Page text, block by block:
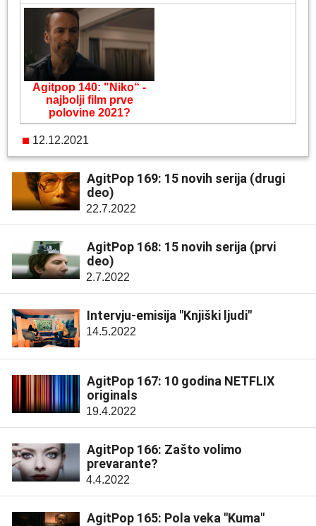
Agitpop 140: "Niko“ -
najbolji film prve
polovine 2021?
12.12.2021
AgitPop 169: 15 novih serija (drugi
deo)
22.7.2022
AgitPop 168: 15 novih serija (prvi
deo)
2.7.2022
Intervju-emisija "Knjiški ljudi"
14.5.2022
AgitPop 167: 10 godina NETFLIX
originals
19.4.2022
AgitPop 166: Zašto volimo
prevarante?
4.4.2022
AgitPop 165: Pola veka "Kuma"